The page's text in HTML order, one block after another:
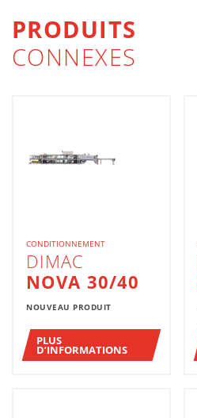
PRODUITS
CONNEXES
CONDITIONNEMENT
DIMAC
NOVA 30/40
NOUVEAU PRODUIT
PLUS
D’INFORMATIONS